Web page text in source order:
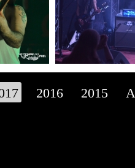
2016 2015